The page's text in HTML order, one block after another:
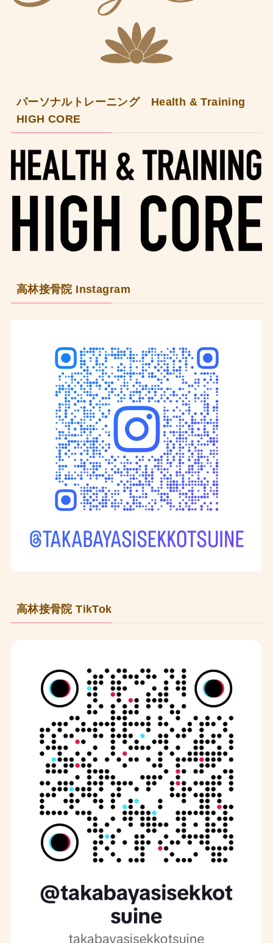
パーソナルトレーニング Health & Training
HIGH CORE
高林接骨院 Instagram
高林接骨院 TikTok